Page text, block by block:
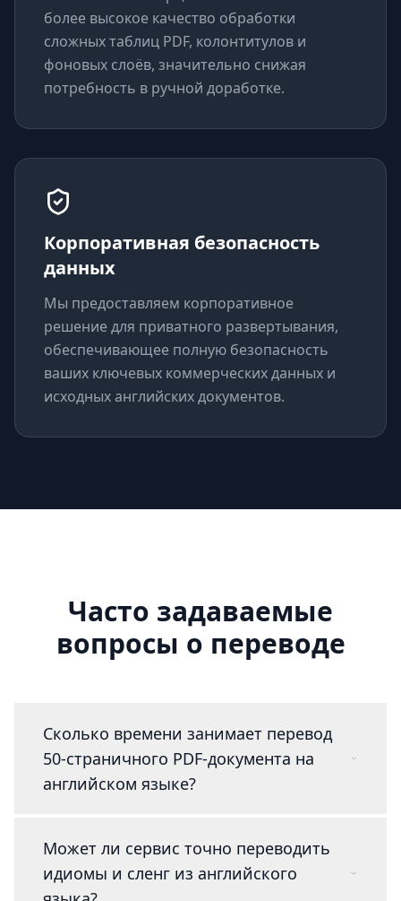
более высокое качество обработки
сложных таблиц PDF, колонтитулов и
фоновых слоёв, значительно снижая
потребность в ручной доработке.
Корпоративная безопасность
данных
Мы предоставляем корпоративное
решение для приватного развертывания,
обеспечивающее полную безопасность
ваших ключевых коммерческих данных и
исходных английских документов.
Часто задаваемые
вопросы о переводе
Сколько времени занимает перевод
50-страничного PDF-документа на
английском языке?
Может ли сервис точно переводить
идиомы и сленг из английского